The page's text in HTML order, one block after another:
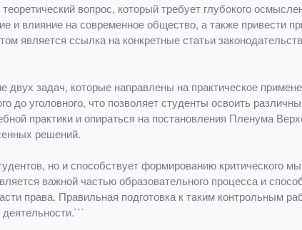
вопрос, который требует глубокого
и влияние на современное общество, а также привести
является ссылка на конкретные статьи
задач, которые направлены на практическое
до уголовного, что позволяет студенты освоить
практики и опираться на постановления Пленума
решений.
но и способствует формированию критического
важной частью образовательного процесса и
права. Правильная подготовка к таким контрольным